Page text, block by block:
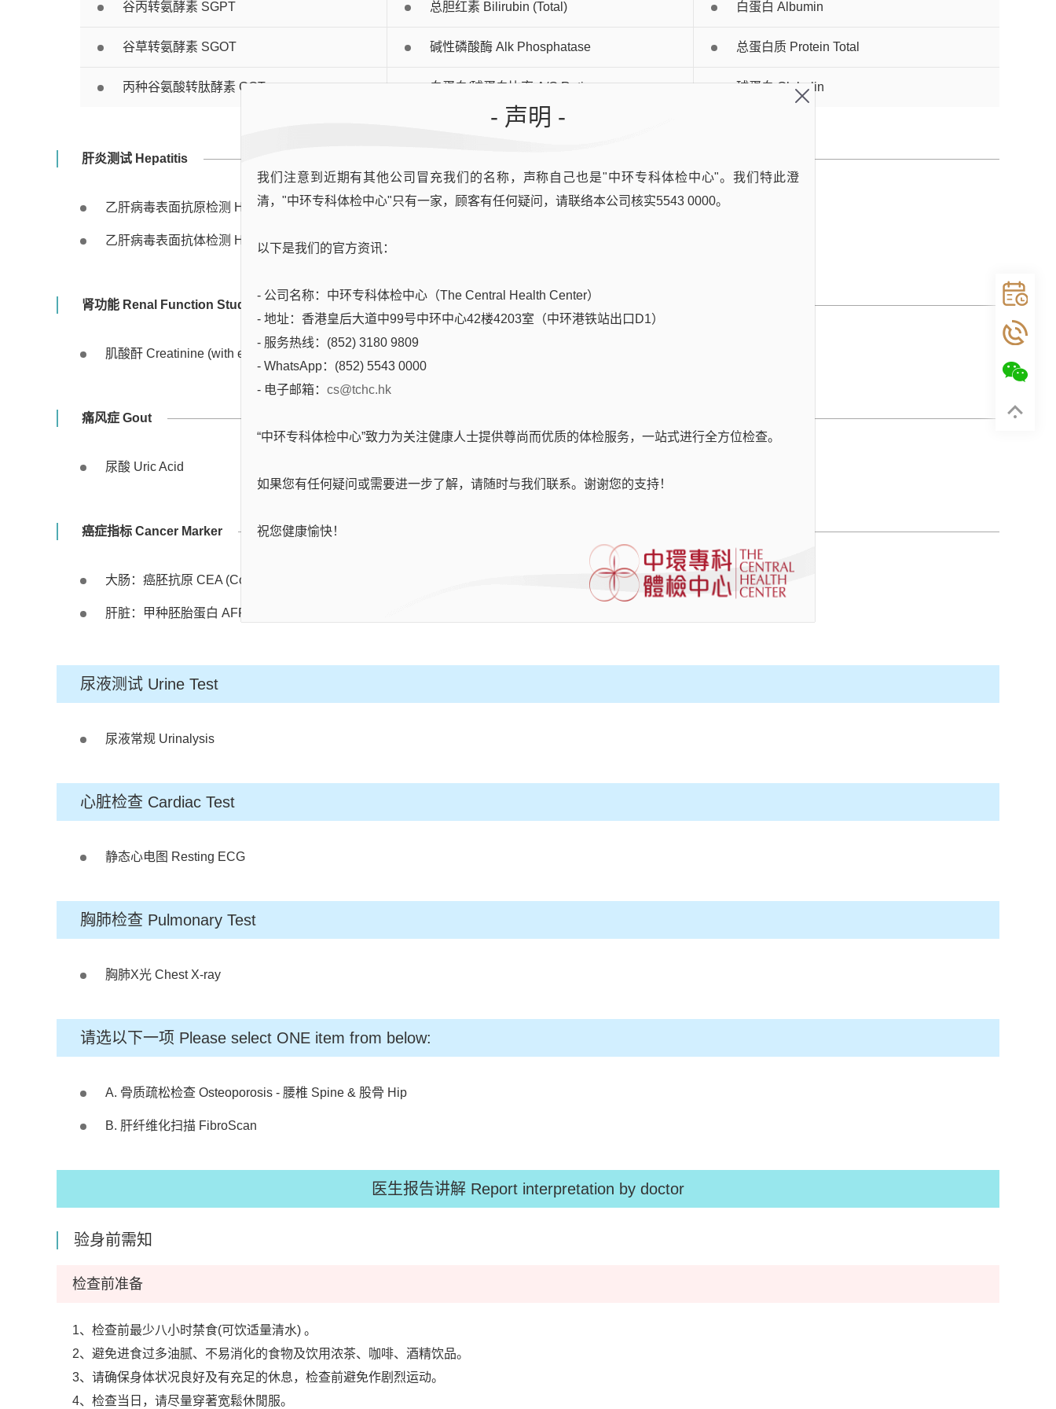
谷丙转氨酵素 SGPT
谷草转氨酵素 SGOT
丙种谷氨酸转肽酵素 GGT
总胆红素 Bilirubin (Total)
碱性磷酸酶 Alk Phosphatase
白蛋白/球蛋白比率 A/G Ratio
白蛋白 Albumin
总蛋白质 Protein Total
球蛋白 Globulin
肝炎测试 Hepatitis
乙肝病毒表面抗原检测 HBs Ag (Qualitative)
乙肝病毒表面抗体检测 HBs Ab (Quantitative)
肾功能 Renal Function Study
肌酸酐 Creatinine (with eGFR)
痛风症 Gout
尿酸 Uric Acid
癌症指标 Cancer Marker
大肠：癌胚抗原 CEA (Colorectal)
肝脏：甲种胚胎蛋白 AFP (Liver)
尿液测试 Urine Test
尿液常规 Urinalysis
心脏检查 Cardiac Test
静态心电图 Resting ECG
胸肺检查 Pulmonary Test
胸肺X光 Chest X-ray
请选以下一项 Please select ONE item from below:
A. 骨质疏松检查 Osteoporosis - 腰椎 Spine & 股骨 Hip
B. 肝纤维化扫描 FibroScan
医生报告讲解 Report interpretation by doctor
验身前需知
检查前准备
1、检查前最少八小时禁食(可饮适量清水) 。
2、避免进食过多油腻、不易消化的食物及饮用浓茶、咖啡、酒精饮品。
3、请确保身体状况良好及有充足的休息，检查前避免作剧烈运动。
4、检查当日，请尽量穿著宽鬆休閒服。
- 声明 -
我们注意到近期有其他公司冒充我们的名称，声称自己也是"中环专科体检中心"。我们特此澄
清，"中环专科体检中心"只有一家，顾客有任何疑问，请联络本公司核实5543 0000。
以下是我们的官方资讯：
- 公司名称：中环专科体检中心（The Central Health Center）
- 地址：香港皇后大道中99号中环中心42楼4203室（中环港铁站出口D1）
- 服务热线：(852) 3180 9809
- WhatsApp：(852) 5543 0000
- 电子邮箱： cs@tchc.hk
“中环专科体检中心”致力为关注健康人士提供尊尚而优质的体检服务，一站式进行全方位检查。
如果您有任何疑问或需要进一步了解，请随时与我们联系。谢谢您的支持！
祝您健康愉快！